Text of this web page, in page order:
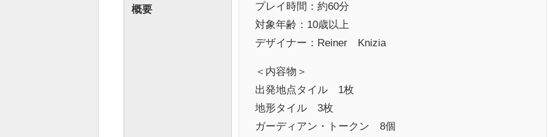
概要
プレイ時間：約60分
対象年齢：10歳以上
デザイナー：Reiner Knizia
＜内容物＞
出発地点タイル 1枚
地形タイル 3枚
ガーディアン・トークン 8個